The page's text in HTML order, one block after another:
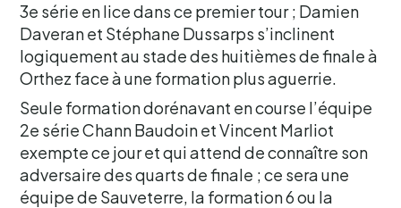
3e série en lice dans ce premier tour ; Damien
Daveran et Stéphane Dussarps s’inclinent
logiquement au stade des huitièmes de finale à
Orthez face à une formation plus aguerrie.
Seule formation dorénavant en course l’équipe
2e série Chann Baudoin et Vincent Marliot
exempte ce jour et qui attend de connaître son
adversaire des quarts de finale ; ce sera une
équipe de Sauveterre, la formation 6 ou la